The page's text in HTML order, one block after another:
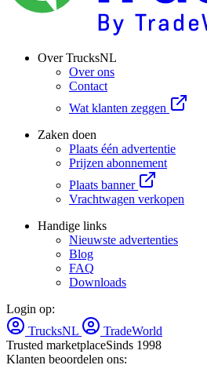
Over TrucksNL
Over ons
Contact
Wat klanten zeggen
Zaken doen
Plaats één advertentie
Prijzen abonnement
Plaats banner
Vrachtwagen verkopen
Handige links
Nieuwste advertenties
Blog
FAQ
Downloads
Login op:
TrucksNL
TradeWorld
Trusted marketplaceSinds 1998
Klanten beoordelen ons: